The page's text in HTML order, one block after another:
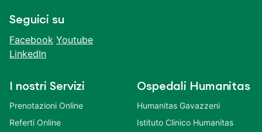
Seguici su
Facebook Youtube
LinkedIn
I nostri Servizi
Prenotazioni Online
Referti Online
Ospedali Humanitas
Humanitas Gavazzeni
Istituto Clinico Humanitas